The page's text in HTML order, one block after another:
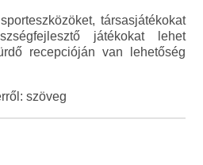
társasjátékokat
játékokat lehet
recepcióján van lehetőség